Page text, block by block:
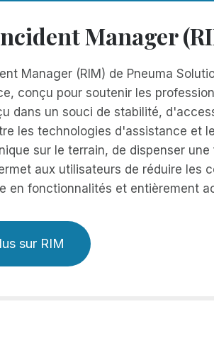
Manager
Manager (RIM) de Pneuma
conçu pour soutenir les
dans un souci de stabilité,
les technologies d'assistance et
sur le terrain, de dispenser
aux utilisateurs de réduire
en fonctionnalités et entièrement
sur RIM